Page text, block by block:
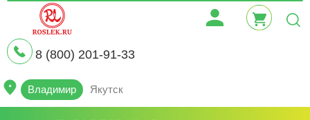
8 (800) 201-91-33
Владимир Якутск